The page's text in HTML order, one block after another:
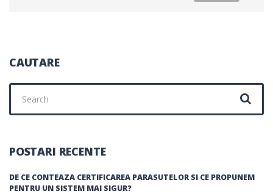
CAUTARE
Search
for:
POSTARI RECENTE
DE CE CONTEAZA CERTIFICAREA PARASUTELOR SI CE PROPUNEM
PENTRU UN SISTEM MAI SIGUR?